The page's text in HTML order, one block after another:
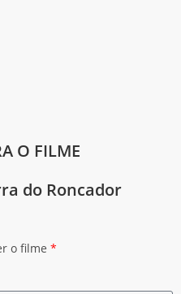
O FILME
do Roncador
o filme *